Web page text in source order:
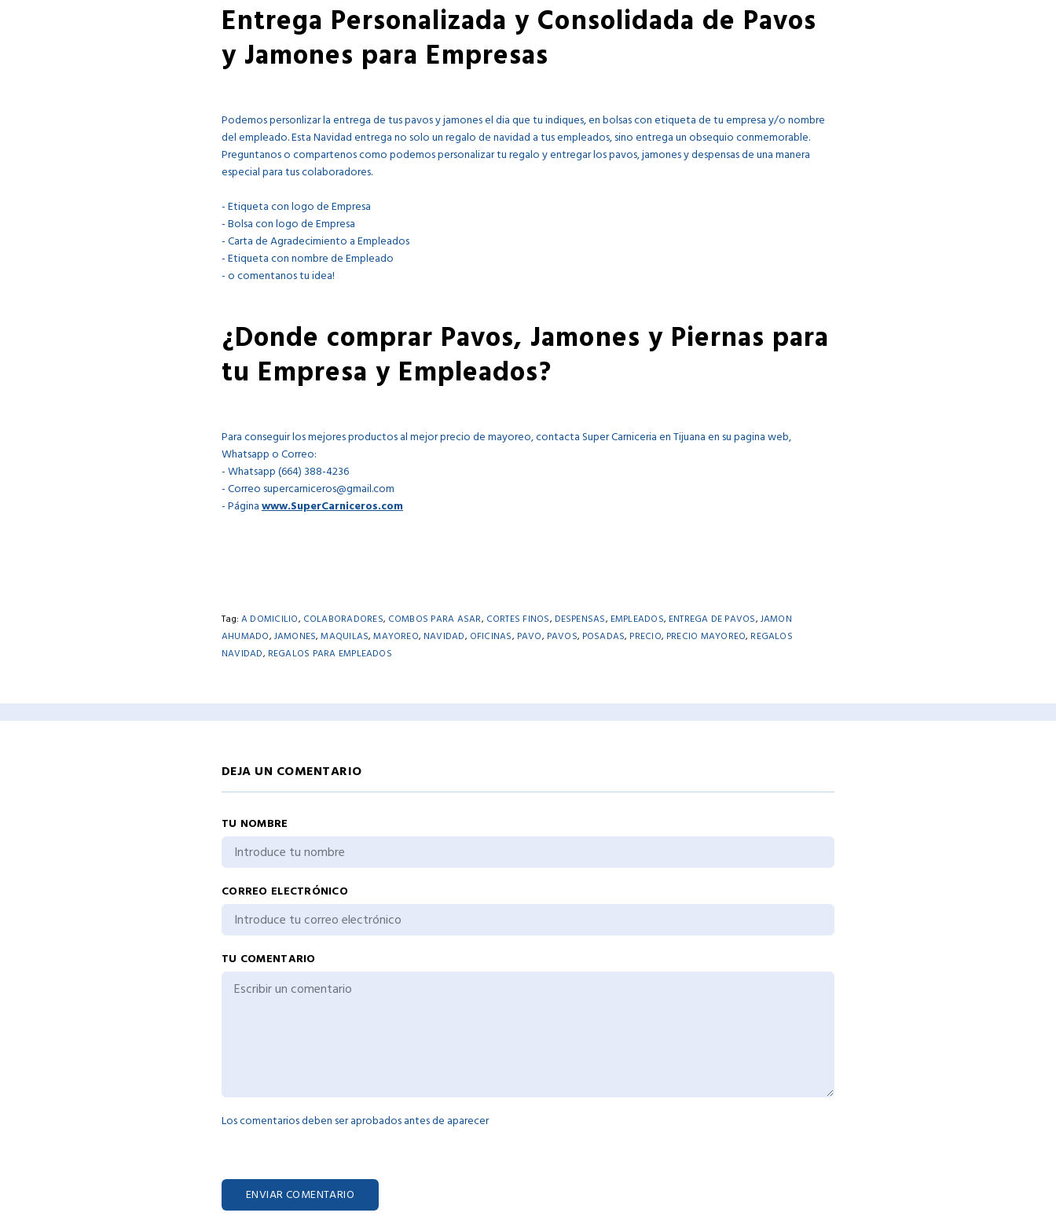
Entrega Personalizada y Consolidada de Pavos
y Jamones para Empresas
Podemos personlizar la entrega de tus pavos y jamones el dia que tu indiques, en bolsas con etiqueta de tu empresa y/o nombre
del empleado. Esta Navidad entrega no solo un regalo de navidad a tus empleados, sino entrega un obsequio conmemorable.
Preguntanos o compartenos como podemos personalizar tu regalo y entregar los pavos, jamones y despensas de una manera
especial para tus colaboradores.
- Etiqueta con logo de Empresa
- Bolsa con logo de Empresa
- Carta de Agradecimiento a Empleados
- Etiqueta con nombre de Empleado
- o comentanos tu idea!
¿Donde comprar Pavos, Jamones y Piernas para
tu Empresa y Empleados?
Para conseguir los mejores productos al mejor precio de mayoreo, contacta Super Carniceria en Tijuana en su pagina web,
Whatsapp o Correo:
- Whatsapp (664) 388-4236
- Correo supercarniceros@gmail.com
- Páginawww.SuperCarniceros.com
Tag: A DOMICILIO, COLABORADORES, COMBOS PARA ASAR, CORTES FINOS, DESPENSAS, EMPLEADOS, ENTREGA DE PAVOS, JAMON
AHUMADO, JAMONES,MAQUILAS,MAYOREO, NAVIDAD, OFICINAS, PAVO, PAVOS, POSADAS, PRECIO, PRECIO MAYOREO, REGALOS
NAVIDAD, REGALOS PARA EMPLEADOS
DEJA UN COMENTARIO
TU NOMBRE
CORREO ELECTRÓNICO
TU COMENTARIO
Los comentarios deben ser aprobados antes de aparecer
ENVIAR COMENTARIO